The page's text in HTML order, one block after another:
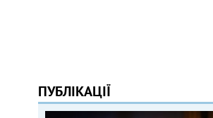
ПУБЛІКАЦІЇ